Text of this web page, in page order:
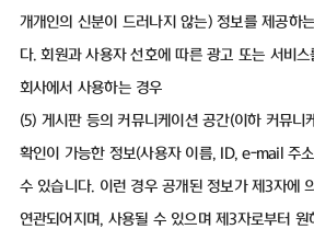
개개인의 신분이 드러나지 않는) 정보를 제공하
다. 회원과 사용자 선호에 따른 광고 또는 서비스
회사에서 사용하는 경우
(5) 게시판 등의 커뮤니케이션 공간(이하 커뮤니
확인이 가능한 정보(사용자 이름, ID, e-mail 주
수 있습니다. 이런 경우 공개된 정보가 제3자에
연관되어지며, 사용될 수 있으며 제3자로부터